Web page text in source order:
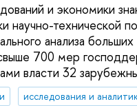
и экономики
научно-технической
анализа
700 мер
власти 32
исследования и